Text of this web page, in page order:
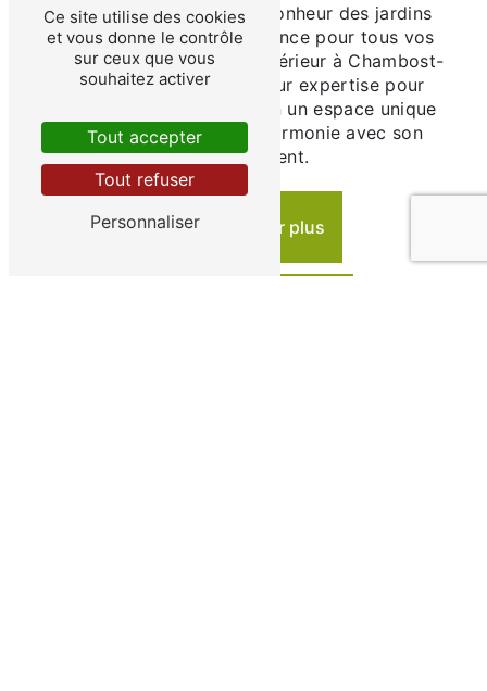
En conclusion, SARL Au bonheur des jardins
est le partenaire de confiance pour tous vos
projets d'aménagement extérieur à Chambost-
Allières. Faites appel à leur expertise pour
transformer votre jardin en un espace unique
et agréable à vivre, en harmonie avec son
environnement.
En savoir plus
Ce site utilise des cookies
et vous donne le contrôle
sur ceux que vous
souhaitez activer
Tout accepter
Tout refuser
Personnaliser